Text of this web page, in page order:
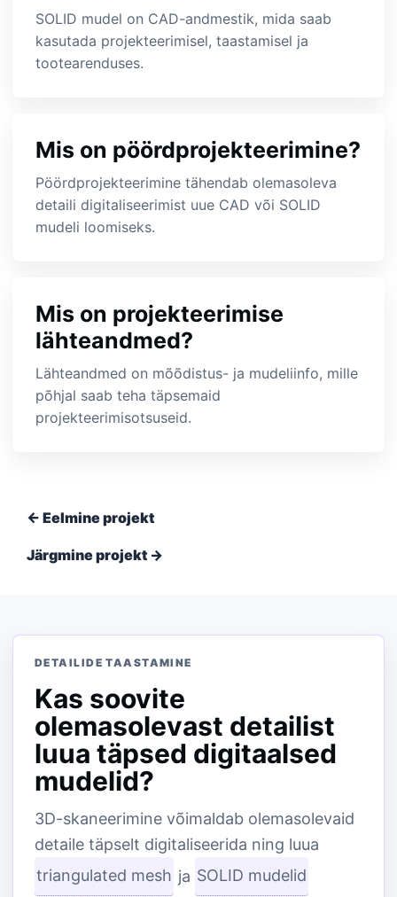
SOLID mudel on CAD-andmestik, mida saab
kasutada projekteerimisel, taastamisel ja
tootearenduses.
Mis on pöördprojekteerimine?
Pöördprojekteerimine tähendab olemasoleva
detaili digitaliseerimist uue CAD või SOLID
mudeli loomiseks.
Mis on projekteerimise
lähteandmed?
Lähteandmed on mõõdistus- ja mudeliinfo, mille
põhjal saab teha täpsemaid
projekteerimisotsuseid.
← Eelmine projekt
Järgmine projekt →
DETAILIDE TAASTAMINE
Kas soovite
olemasolevast detailist
luua täpsed digitaalsed
mudelid?
3D-skaneerimine võimaldab olemasolevaid
detaile täpselt digitaliseerida ning luua
triangulated mesh ja SOLID mudelid